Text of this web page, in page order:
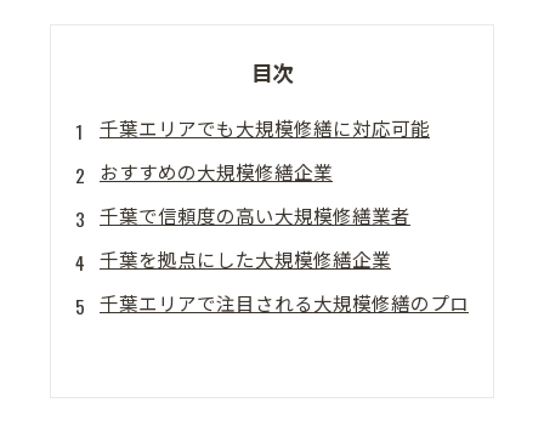
目次
千葉エリアでも大規模修繕に対応可能
おすすめの大規模修繕企業
千葉で信頼度の高い大規模修繕業者
千葉を拠点にした大規模修繕企業
千葉エリアで注目される大規模修繕のプロ